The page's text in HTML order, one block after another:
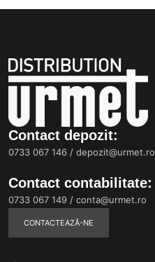
Contact depozit:
0733 067 146 / depozit@urmet.ro
Contact contabilitate:
0733 067 149 / conta@urmet.ro
CONTACTEAZĂ-NE